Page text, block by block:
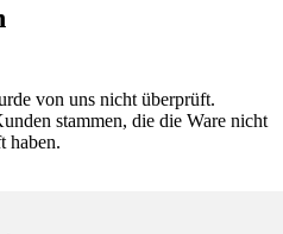
von uns nicht überprüft.
stammen, die die Ware nicht
haben.